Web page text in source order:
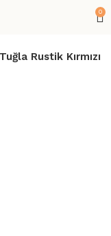
0
Rustik Kırmızı